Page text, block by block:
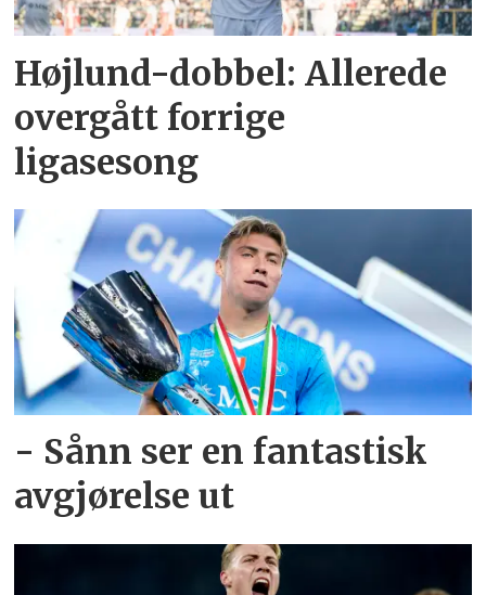
Højlund-dobbel: Allerede
overgått forrige
ligasesong
- Sånn ser en fantastisk
avgjørelse ut